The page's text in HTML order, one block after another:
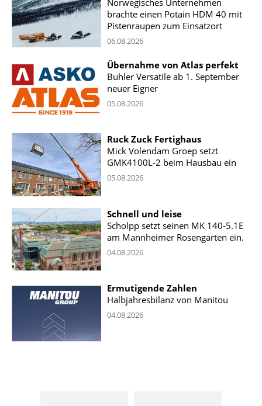
Norwegisches Unternehmen
brachte einen Potain HDM 40 mit
Pistenraupen zum Einsatzort
06.08.2026
Übernahme von Atlas perfekt
Buhler Versatile ab 1. September
neuer Eigner
05.08.2026
Ruck Zuck Fertighaus
Mick Volendam Groep setzt
GMK4100L-2 beim Hausbau ein
05.08.2026
Schnell und leise
Scholpp setzt seinen MK 140-5.1E
am Mannheimer Rosengarten ein.
04.08.2026
Ermutigende Zahlen
Halbjahresbilanz von Manitou
04.08.2026